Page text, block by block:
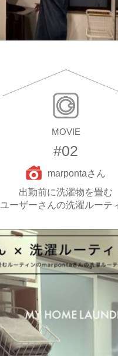
MOVIE
#02
marpontaさん
出勤前に洗濯物を畳む
ユーザーさんの洗濯ルーテ